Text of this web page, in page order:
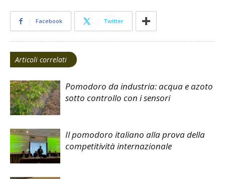
Facebook Twitter
Articoli correlati
Pomodoro da industria: acqua e azoto
sotto controllo con i sensori
Il pomodoro italiano alla prova della
competitività internazionale